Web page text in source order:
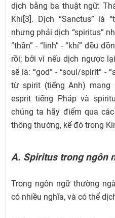
dịch bằng ba thuật ngữ:
Khí[3]. Dịch “Sanctus” là
nhưng phải dịch “spiritus”
“thần” - “linh” - “khí” đều
rồi; bởi vì nếu dịch ngược
sẽ là: “god” - “soul/spirit” -
từ spirit (tiếng Anh) mang
esprit tiếng Pháp và
chúng ta hãy điểm qua
thông thường, kế đó trong
A. Spiritus trong ngôn
Trong ngôn ngữ thường
có nhiều nghĩa, và có thể